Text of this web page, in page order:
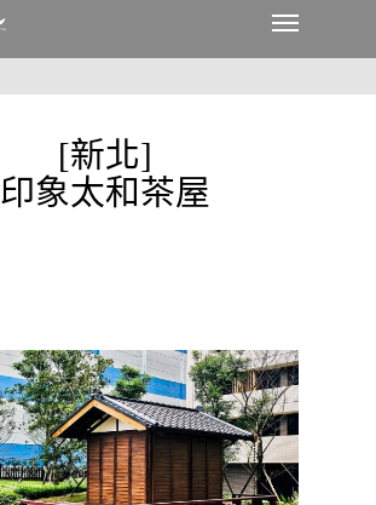
[新北]
印象太和茶屋